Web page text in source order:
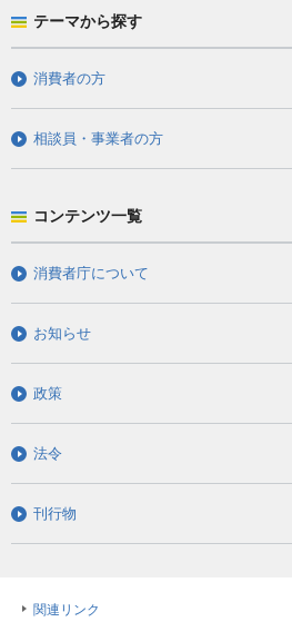
テーマから探す
消費者の方
相談員・事業者の方
コンテンツ一覧
消費者庁について
お知らせ
政策
法令
刊行物
関連リンク